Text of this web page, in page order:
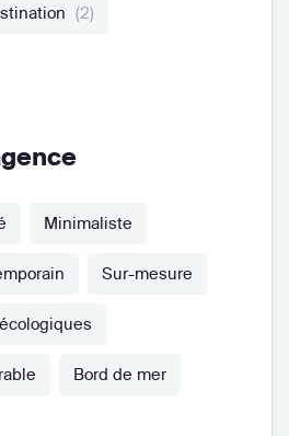
(2)
Minimaliste
Sur-mesure
Bord de mer